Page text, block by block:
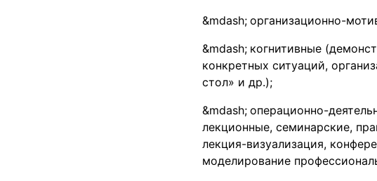
организационно-
когнитивные
конкретных ситуаций,
стол» и др.);
операционно-
лекционные, семинарские,
лекция-визуализация,
моделирование